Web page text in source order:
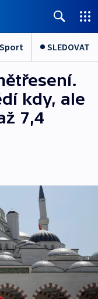
Sport SLEDOVAT
kdy, ale
7,4